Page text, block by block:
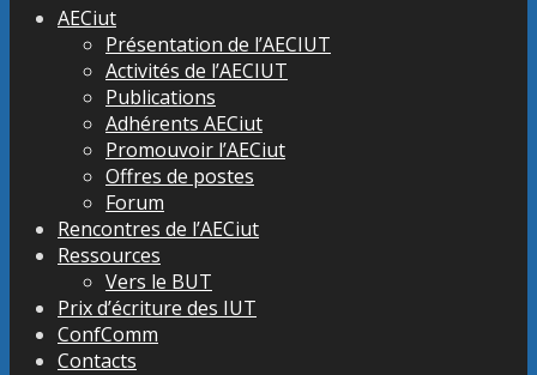
AECiut
Présentation de l’AECIUT
Activités de l’AECIUT
Publications
Adhérents AECiut
Promouvoir l’AECiut
Offres de postes
Forum
Rencontres de l’AECiut
Ressources
Vers le BUT
Prix d’écriture des IUT
ConfComm
Contacts